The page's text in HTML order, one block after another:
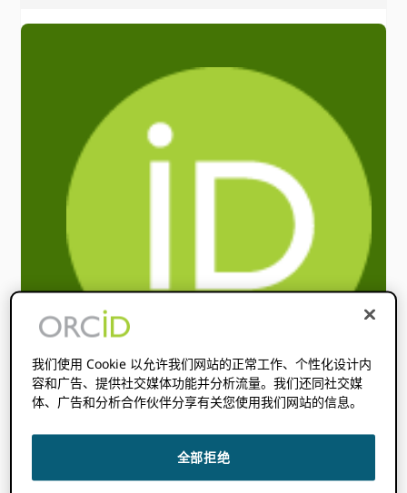
ORCID 对于财
团：角色和责任
我们使用 Cookie 以允许我们网站的正常工作、个性化设计内
容和广告、提供社交媒体功能并分析流量。我们还同社交媒
体、广告和分析合作伙伴分享有关您使用我们网站的信息。
全部拒绝